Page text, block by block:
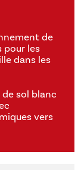
de
pour les
dans les
sol blanc
vers